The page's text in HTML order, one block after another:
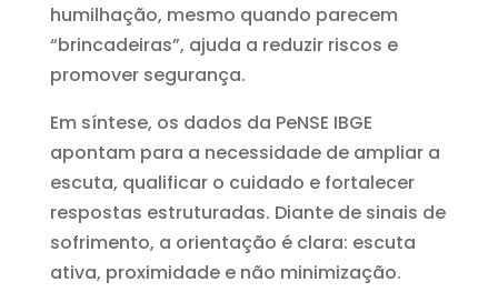
humilhação, mesmo quando parecem
“brincadeiras”, ajuda a reduzir riscos e
promover segurança.
Em síntese, os dados da PeNSE IBGE
apontam para a necessidade de ampliar a
escuta, qualificar o cuidado e fortalecer
respostas estruturadas. Diante de sinais de
sofrimento, a orientação é clara: escuta
ativa, proximidade e não minimização.